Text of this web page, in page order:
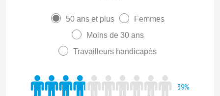
50 ans et plus
Femmes
Moins de 30 ans
Travailleurs handicapés
39%